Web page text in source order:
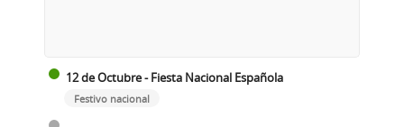
12 de Octubre - Fiesta Nacional Española
Festivo nacional